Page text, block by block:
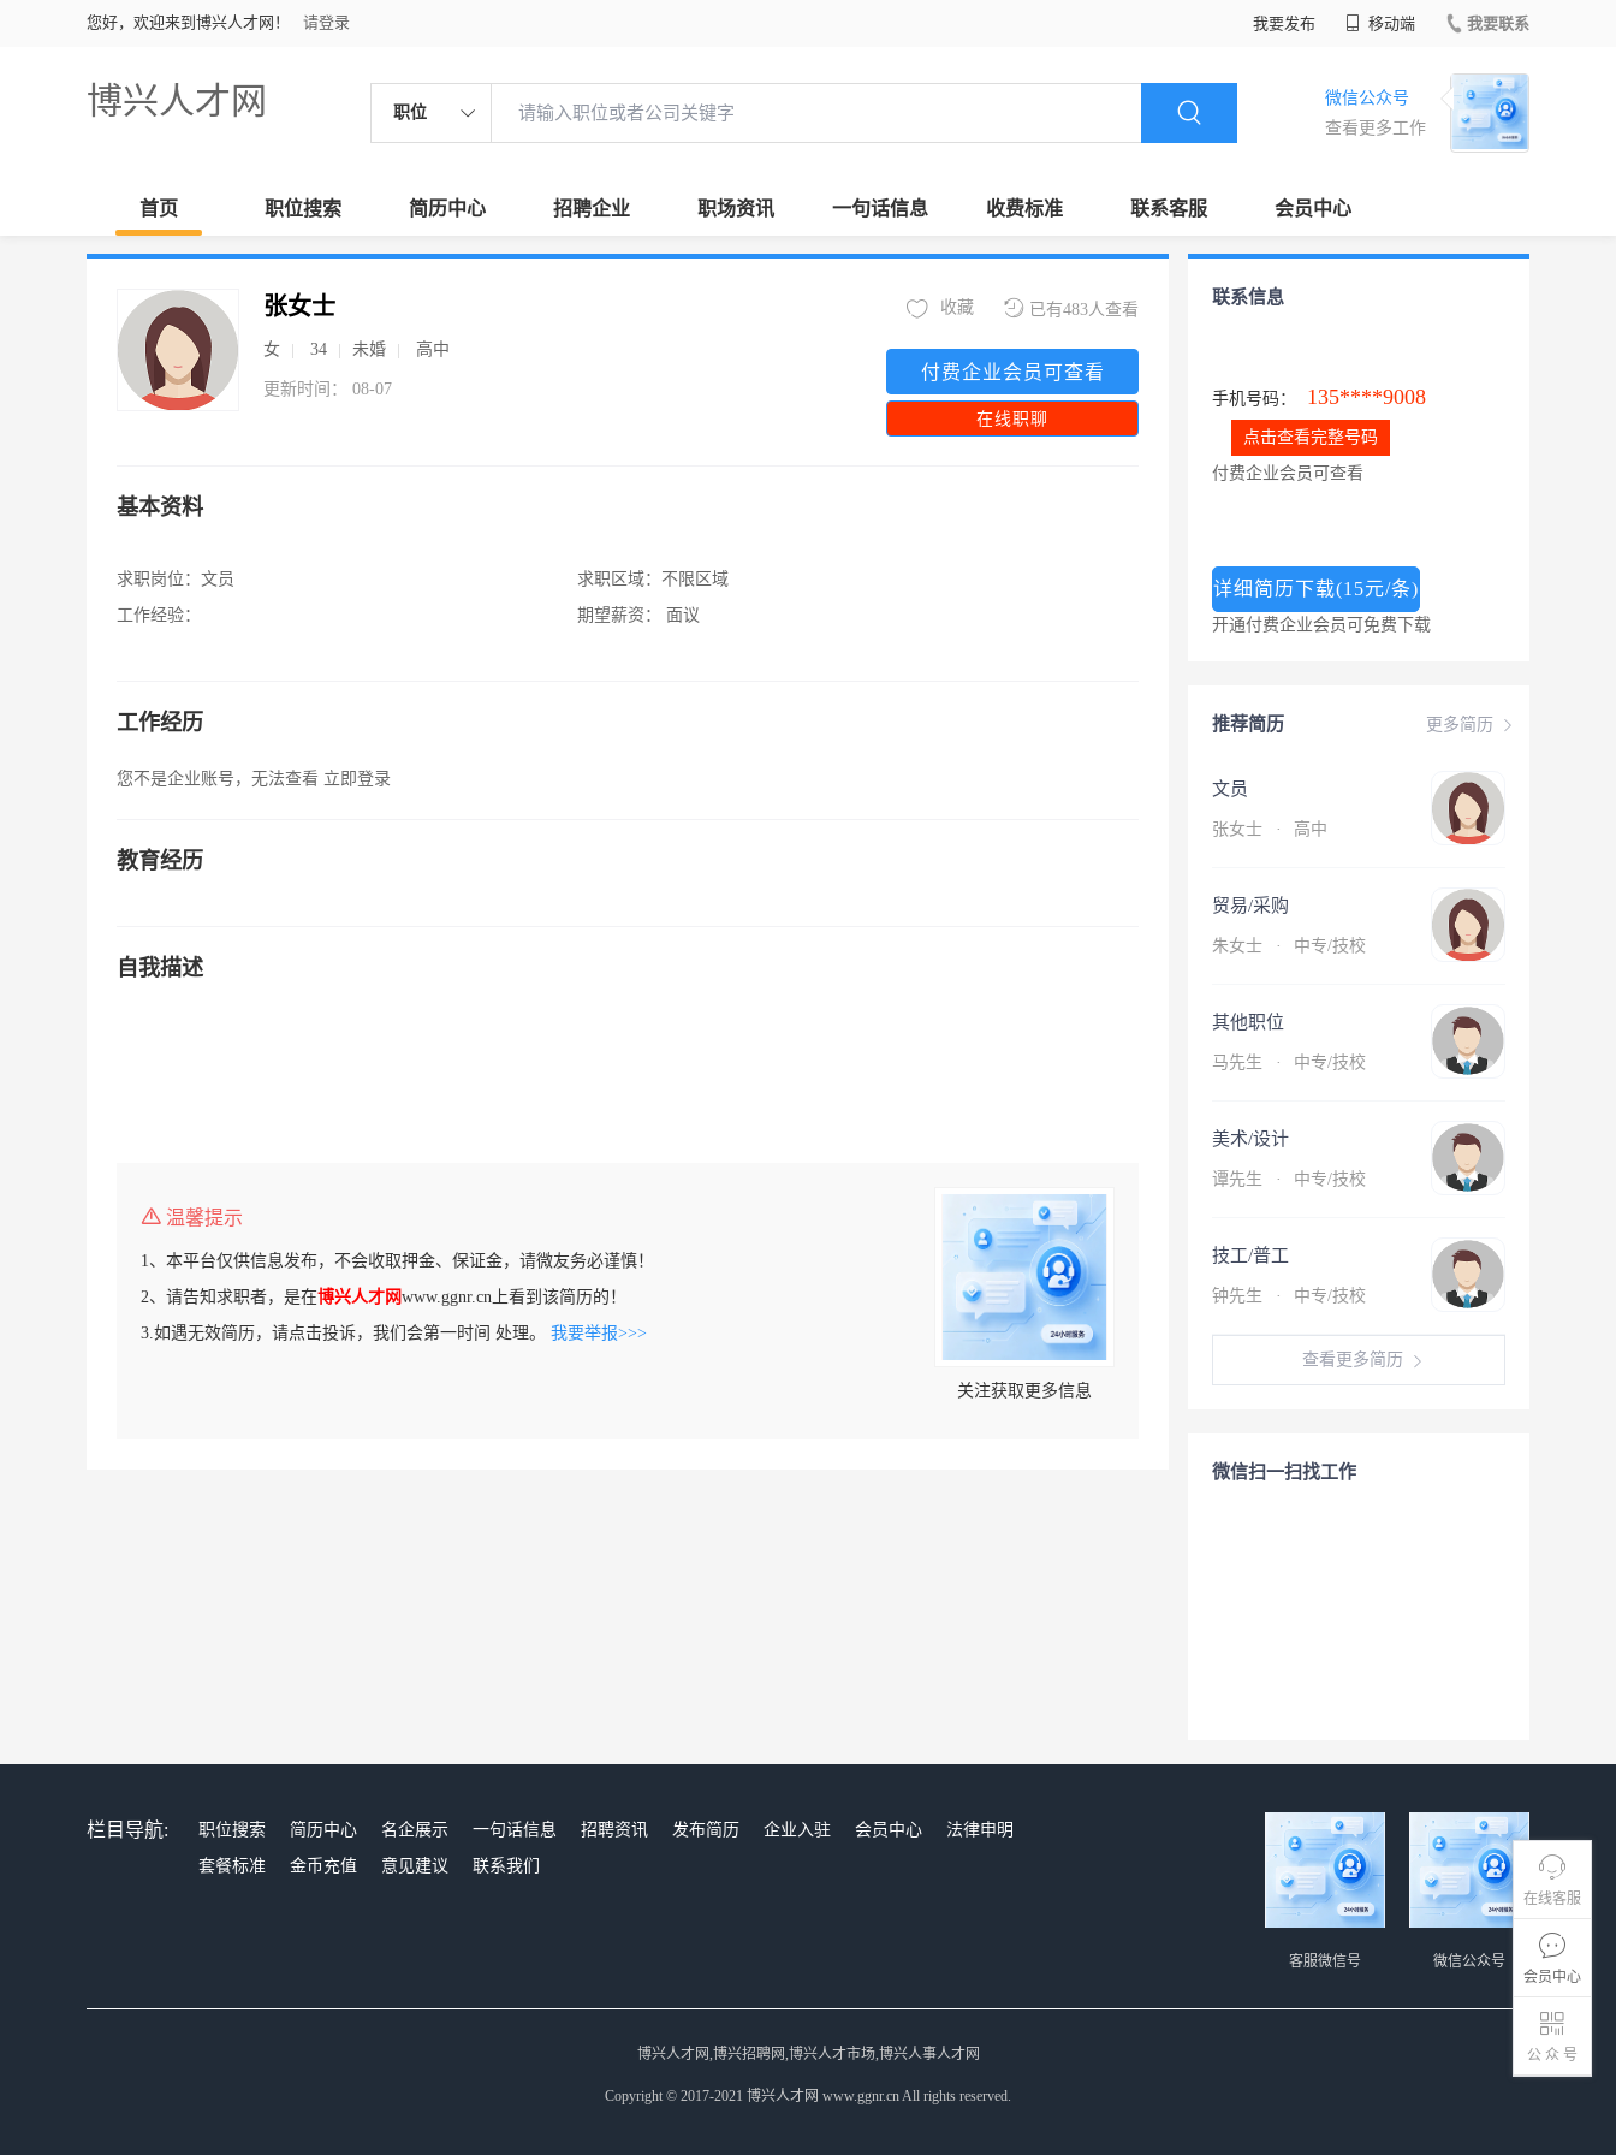
您好，欢迎来到博兴人才网！ 请登录 我要发布 移动端 我要联系
博兴人才网 职位
微信公众号
查看更多工作
首页 职位搜索 简历中心 招聘企业 职场资讯 一句话信息 收费标准 联系客服 会员中心
在线客服
会员中心
公 众 号
张女士
女 34 未婚 高中
更新时间： 08-07
已有483人查看
收藏
付费企业会员可查看
在线职聊
基本资料
求职岗位： 文员
工作经验：
求职区域： 不限区域
期望薪资：
面议
工作经历
您不是企业账号，无法查看 立即登录
教育经历
自我描述
温馨提示
1、本平台仅供信息发布，不会收取押金、保证金，请微友务必谨慎！
2、请告知求职者，是在博兴人才网www.ggnr.cn上看到该简历的！
3.如遇无效简历，请点击投诉，我们会第一时间 处理。 我要举报>>>
关注获取更多信息
联系信息
手机号码： 135****9008
点击查看完整号码
付费企业会员可查看
详细简历下载(15元/条)
开通付费企业会员可免费下载
更多简历
推荐简历
文员
张女士 · 高中
贸易/采购
朱女士 · 中专/技校
其他职位
马先生 · 中专/技校
美术/设计
谭先生 · 中专/技校
技工/普工
钟先生 · 中专/技校
查看更多简历
微信扫一扫找工作
栏目导航: 职位搜索 简历中心 名企展示 一句话信息 招聘资讯 发布简历 企业入驻 会员中心
法律申明
套餐标准
金币充值 意见建议 联系我们
微信公众号
客服微信号
博兴人才网,博兴招聘网,博兴人才市场,博兴人事人才网
Copyright © 2017-2021 博兴人才网 www.ggnr.cn All rights reserved.